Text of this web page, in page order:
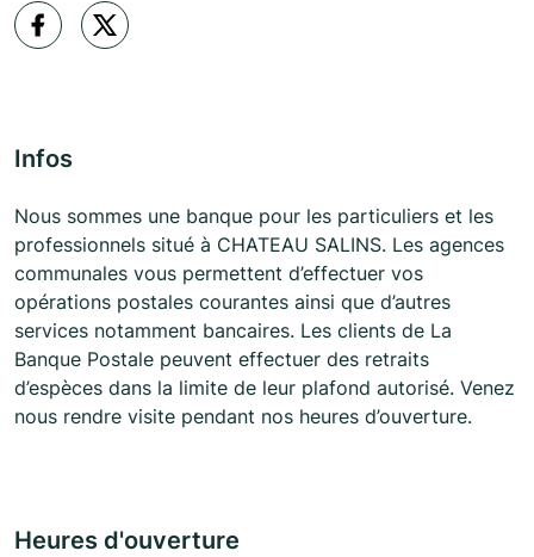
Infos
Nous sommes une banque pour les particuliers et les
professionnels situé à CHATEAU SALINS. Les agences
communales vous permettent d’effectuer vos
opérations postales courantes ainsi que d’autres
services notamment bancaires. Les clients de La
Banque Postale peuvent effectuer des retraits
d’espèces dans la limite de leur plafond autorisé. Venez
nous rendre visite pendant nos heures d’ouverture.
Heures d'ouverture